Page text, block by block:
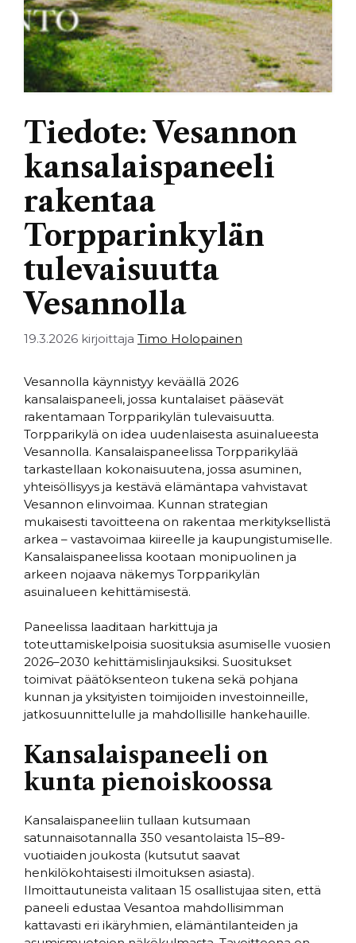
Tiedote: Vesannon
kansalaispaneeli
rakentaa
Torpparinkylän
tulevaisuutta
Vesannolla
19.3.2026 kirjoittaja Timo Holopainen
Vesannolla käynnistyy keväällä 2026
kansalaispaneeli, jossa kuntalaiset pääsevät
rakentamaan Torpparikylän tulevaisuutta.
Torpparikylä on idea uudenlaisesta asuinalueesta
Vesannolla. Kansalaispaneelissa Torpparikylää
tarkastellaan kokonaisuutena, jossa asuminen,
yhteisöllisyys ja kestävä elämäntapa vahvistavat
Vesannon elinvoimaa. Kunnan strategian
mukaisesti tavoitteena on rakentaa merkityksellistä
arkea – vastavoimaa kiireelle ja kaupungistumiselle.
Kansalaispaneelissa kootaan monipuolinen ja
arkeen nojaava näkemys Torpparikylän
asuinalueen kehittämisestä.
Paneelissa laaditaan harkittuja ja
toteuttamiskelpoisia suosituksia asumiselle vuosien
2026–2030 kehittämislinjauksiksi. Suositukset
toimivat päätöksenteon tukena sekä pohjana
kunnan ja yksityisten toimijoiden investoinneille,
jatkosuunnittelulle ja mahdollisille hankehauille.
Kansalaispaneeli on
kunta pienoiskoossa
Kansalaispaneeliin tullaan kutsumaan
satunnaisotannalla 350 vesantolaista 15–89-
vuotiaiden joukosta (kutsutut saavat
henkilökohtaisesti ilmoituksen asiasta).
Ilmoittautuneista valitaan 15 osallistujaa siten, että
paneeli edustaa Vesantoa mahdollisimman
kattavasti eri ikäryhmien, elämäntilanteiden ja